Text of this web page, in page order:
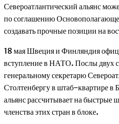
Североатлантический альянс
по соглашению
создавать прочные позиции на
18 мая Швеция и Финляндия
вступление в НАТО. Послы двух
генеральному секретарю
Столтенбергу в штаб-квартире в
альянс рассчитывает на
членства этих стран в блоке.